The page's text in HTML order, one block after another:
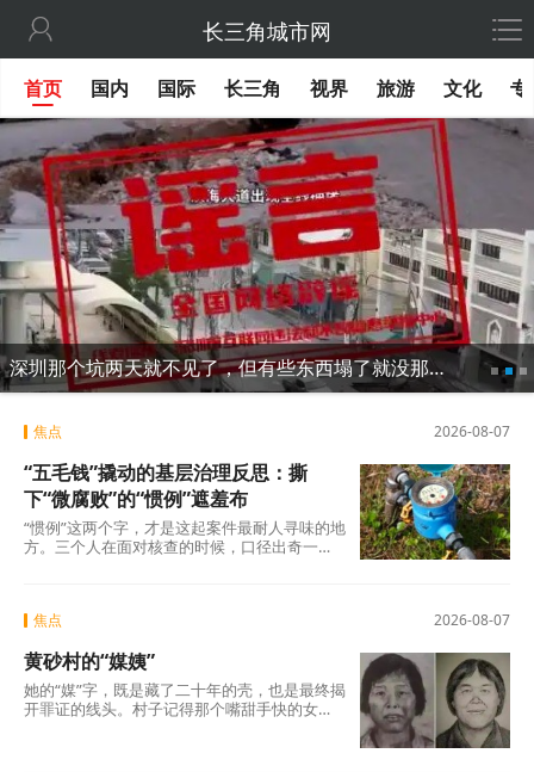
 长三角城市网
首页 国内 国际 长三角 视界 旅游 文化 专
深圳那个坑两天就不见了，但有些东西塌了就没那么容易修
2026-08-07
焦点
“五毛钱”撬动的基层治理反思：撕
下“微腐败”的“惯例”遮羞布
“惯例”这两个字，才是这起案件最耐人寻味的地
方。三个人在面对核查的时候，口径出奇一
议事程序、没有政策依据，仅凭几个人私下商
自欺欺人的“潜规则”。三人分工明确——每人负
责两根水管，各自收费、各自截留、余款入账
——分明是精心设计的利益勾兑，哪里有什
么“历来如此”的“惯例”?
2026-08-07
焦点
黄砂村的“媒姨”
她的“媒”字，既是藏了二十年的壳，也是最终揭
开罪证的线头。村子记得那个嘴甜手快的女